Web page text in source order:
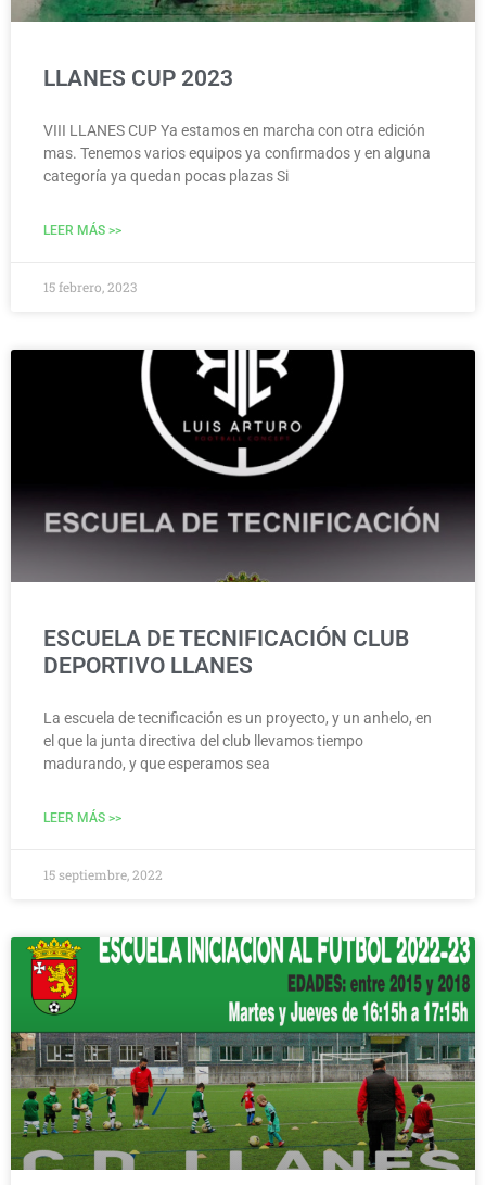
LLANES CUP 2023
VIII LLANES CUP Ya estamos en marcha con otra edición
mas. Tenemos varios equipos ya confirmados y en alguna
categoría ya quedan pocas plazas Si
LEER MÁS >>
15 febrero, 2023
ESCUELA DE TECNIFICACIÓN CLUB
DEPORTIVO LLANES
La escuela de tecnificación es un proyecto, y un anhelo, en
el que la junta directiva del club llevamos tiempo
madurando, y que esperamos sea
LEER MÁS >>
15 septiembre, 2022